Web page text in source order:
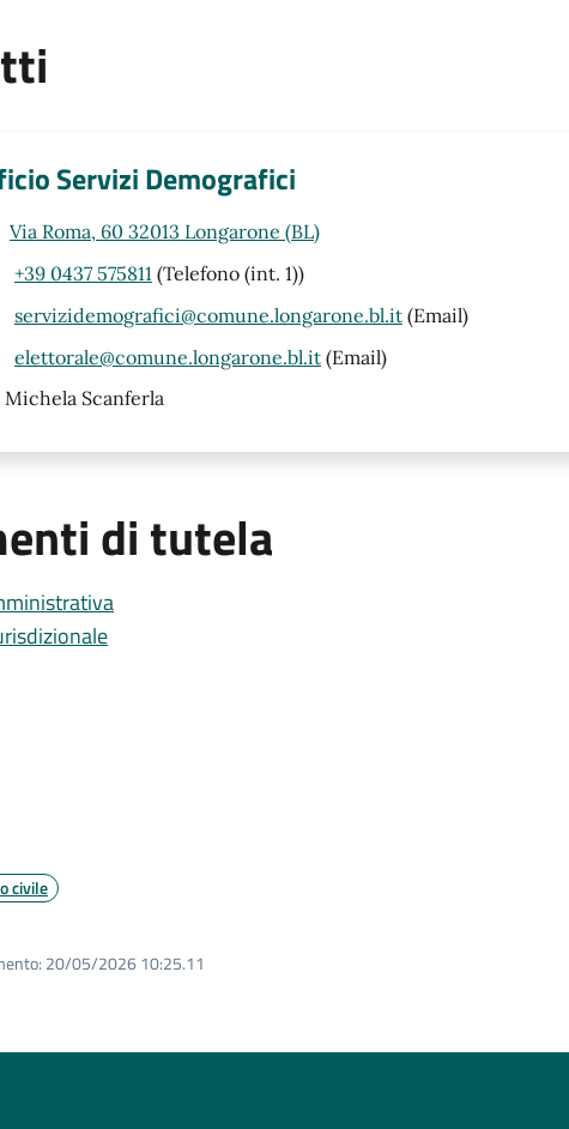
Servizi Demografici
Via Roma, 60 32013 Longarone (BL)
+39 0437 575811 (Telefono (int. 1))
servizidemografici@comune.longarone.bl.it (Email)
elettorale@comune.longarone.bl.it (Email)
Michela Scanferla
di tutela
civile
20/05/2026 10:25.11